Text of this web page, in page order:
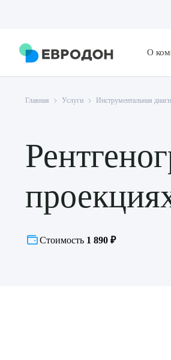
О
Главная Услуги Инструментальная
Стоимость 1 890 ₽